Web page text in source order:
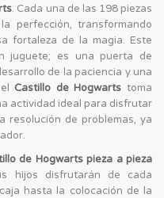
. Cada una de las 198 piezas
perfección, transformando
fortaleza de la magia. Este
juguete; es una puerta de
de la paciencia y una
Castillo de Hogwarts toma
actividad ideal para disfrutar
resolución de problemas, ya
de Hogwarts pieza a pieza
hijos disfrutarán de cada
hasta la colocación de la